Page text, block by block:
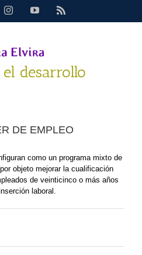
InstagramYouTubeRss
desarrollo
DE EMPLEO
como un programa mixto de
objeto mejorar la cualificación
de veinticinco o más años
laboral.